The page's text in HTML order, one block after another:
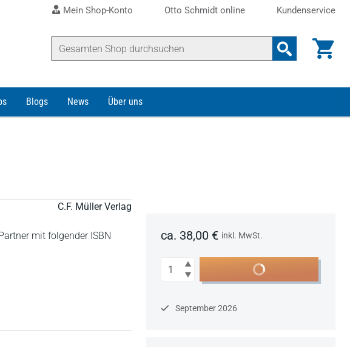
Mein Shop-Konto Otto Schmidt online Kundenservice
Blogs News Über uns
C.F. Müller Verlag
mit folgender ISBN
ca. 38,00 € inkl. MwSt.
Anzahl In den Warenkorb
September 2026